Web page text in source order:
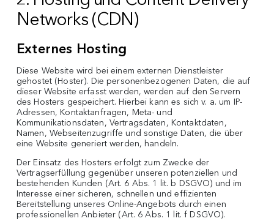
Networks (CDN)
Externes Hosting
Diese Website wird bei einem externen Dienstleister
gehostet (Hoster). Die personenbezogenen Daten, die auf
dieser Website erfasst werden, werden auf den Servern
des Hosters gespeichert. Hierbei kann es sich v. a. um IP-
Adressen, Kontaktanfragen, Meta- und
Kommunikationsdaten, Vertragsdaten, Kontaktdaten,
Namen, Webseitenzugriffe und sonstige Daten, die über
eine Website generiert werden, handeln.
Der Einsatz des Hosters erfolgt zum Zwecke der
Vertragserfüllung gegenüber unseren potenziellen und
bestehenden Kunden (Art. 6 Abs. 1 lit. b DSGVO) und im
Interesse einer sicheren, schnellen und effizienten
Bereitstellung unseres Online-Angebots durch einen
professionellen Anbieter (Art. 6 Abs. 1 lit. f DSGVO).